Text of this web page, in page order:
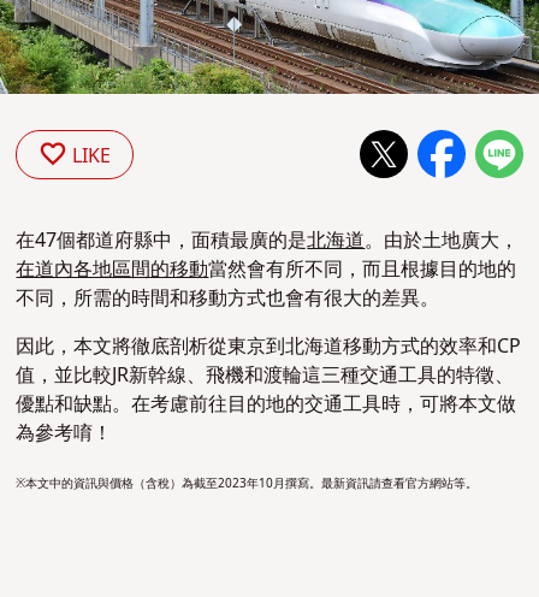
LIKE
在47個都道府縣中，面積最廣的是北海道。由於土地廣大，
在道內各地區間的移動當然會有所不同，而且根據目的地的
不同，所需的時間和移動方式也會有很大的差異。
因此，本文將徹底剖析從東京到北海道移動方式的效率和CP
值，並比較JR新幹線、飛機和渡輪這三種交通工具的特徵、
優點和缺點。在考慮前往目的地的交通工具時，可將本文做
為參考唷！
※本文中的資訊與價格（含稅）為截至2023年10月撰寫。最新資訊請查看官方網站等。